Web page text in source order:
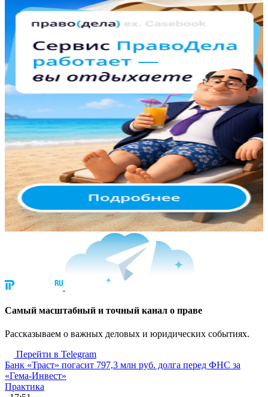
Cамый масштабный и точный канал о праве
Рассказываем о важных деловых и юридических событиях.
Перейти в Telegram
Банк «Траст» погасит 797,3 млн руб. долга перед ФНС за
«Гема-Инвест»
Практика